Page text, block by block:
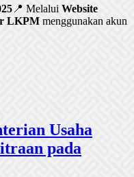
📍 Melalui Website
LKPM menggunakan akun
Usaha
pada